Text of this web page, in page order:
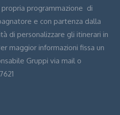
programmazione di
e con partenza dalla
di personalizzare gli itinerari in
maggior informazioni fissa un
Gruppi via mail o